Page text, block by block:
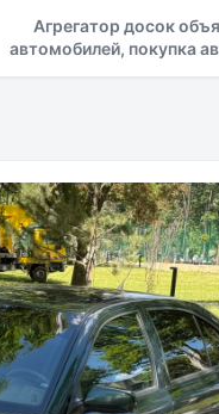
Агрегатор досок
автомобилей, покупка
авто в